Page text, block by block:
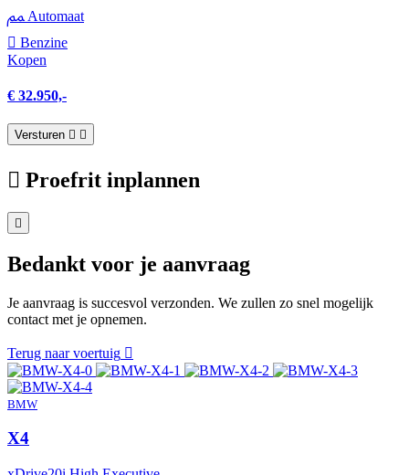
Automaat
Benzine
Kopen
€ 32.950,-
Versturen
Proefrit inplannen
Bedankt voor je aanvraag
Je aanvraag is succesvol verzonden. We zullen zo snel mogelijk
contact met je opnemen.
Terug naar voertuig
BMW
X4